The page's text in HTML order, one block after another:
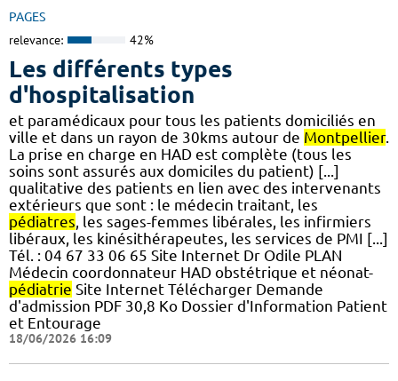
PAGES
relevance: 42%
Les différents types
d'hospitalisation
et paramédicaux pour tous les patients domiciliés en
ville et dans un rayon de 30kms autour de Montpellier.
La prise en charge en HAD est complète (tous les
soins sont assurés aux domiciles du patient) [...]
qualitative des patients en lien avec des intervenants
extérieurs que sont : le médecin traitant, les
pédiatres, les sages-femmes libérales, les infirmiers
libéraux, les kinésithérapeutes, les services de PMI [...]
Tél. : 04 67 33 06 65 Site Internet Dr Odile PLAN
Médecin coordonnateur HAD obstétrique et néonat-
pédiatrie Site Internet Télécharger Demande
d'admission PDF 30,8 Ko Dossier d'Information Patient
et Entourage
18/06/2026 16:09